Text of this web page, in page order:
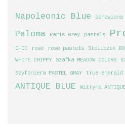
Napoleonic Blue odnowiona
Paloma Paris Grey pastels
CHIC rose rose pastels Stoliczek
WHITE CHIPPY
Szafka MEADOW COLORS
Szyfoniera PASTEL GRAY true emerald
ANTIQUE BLUE
Witryna